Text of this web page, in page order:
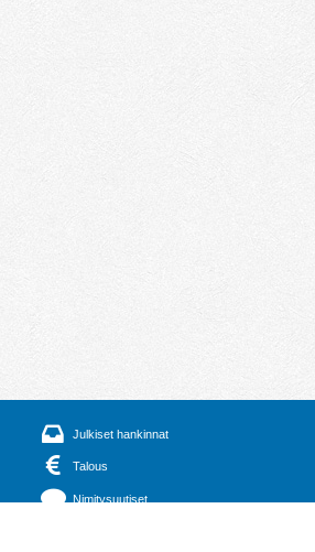
Julkiset hankinnat
Talous
Nimitysuutiset